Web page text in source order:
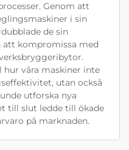
Genom att
i sin
de sin
kompromissa med
våra maskiner inte
utan också
utforska nya
till slut ledde till ökade
på marknaden.